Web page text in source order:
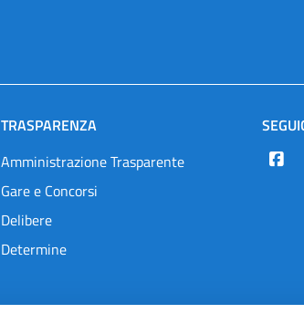
TRASPARENZA
Amministrazione Trasparente
Gare e Concorsi
Delibere
Determine